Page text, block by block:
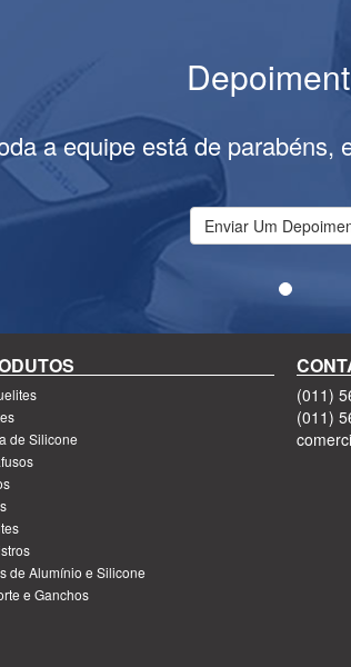
a equipe está de parabéns,
Enviar Um
de Silicone
de Alumínio e Silicone
e Ganchos
(011)
(011)